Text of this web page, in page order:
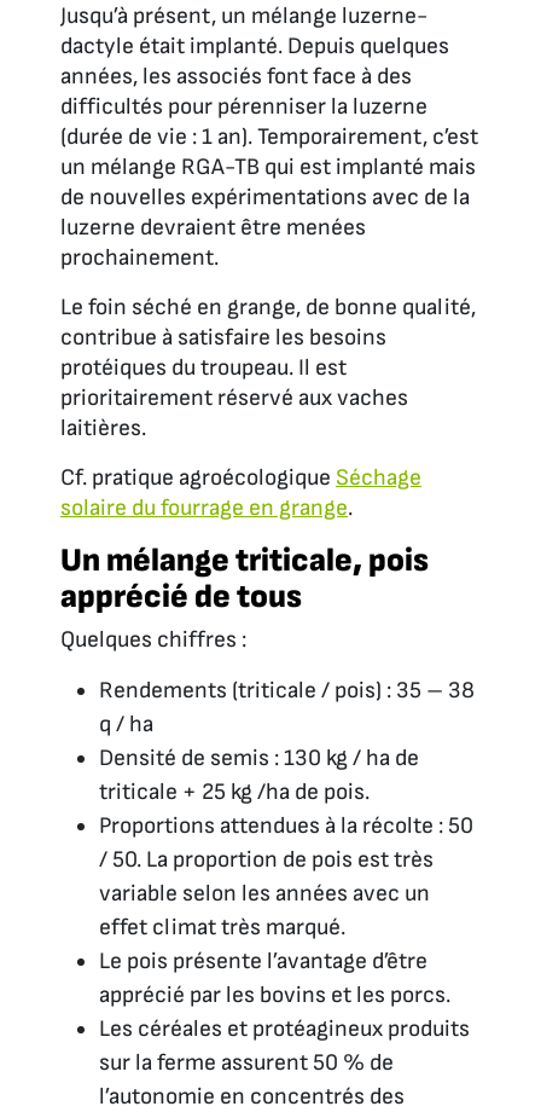
Jusqu’à présent, un mélange luzerne-
dactyle était implanté. Depuis quelques
années, les associés font face à des
difficultés pour pérenniser la luzerne
(durée de vie : 1 an). Temporairement, c’est
un mélange RGA-TB qui est implanté mais
de nouvelles expérimentations avec de la
luzerne devraient être menées
prochainement.
Le foin séché en grange, de bonne qualité,
contribue à satisfaire les besoins
protéiques du troupeau. Il est
prioritairement réservé aux vaches
laitières.
Cf. pratique agroécologique Séchage
solaire du fourrage en grange.
Un mélange triticale, pois
apprécié de tous
Quelques chiffres :
Rendements (triticale / pois) : 35 – 38
q / ha
Densité de semis : 130 kg / ha de
triticale + 25 kg /ha de pois.
Proportions attendues à la récolte : 50
/ 50. La proportion de pois est très
variable selon les années avec un
effet climat très marqué.
Le pois présente l’avantage d’être
apprécié par les bovins et les porcs.
Les céréales et protéagineux produits
sur la ferme assurent 50 % de
l’autonomie en concentrés des